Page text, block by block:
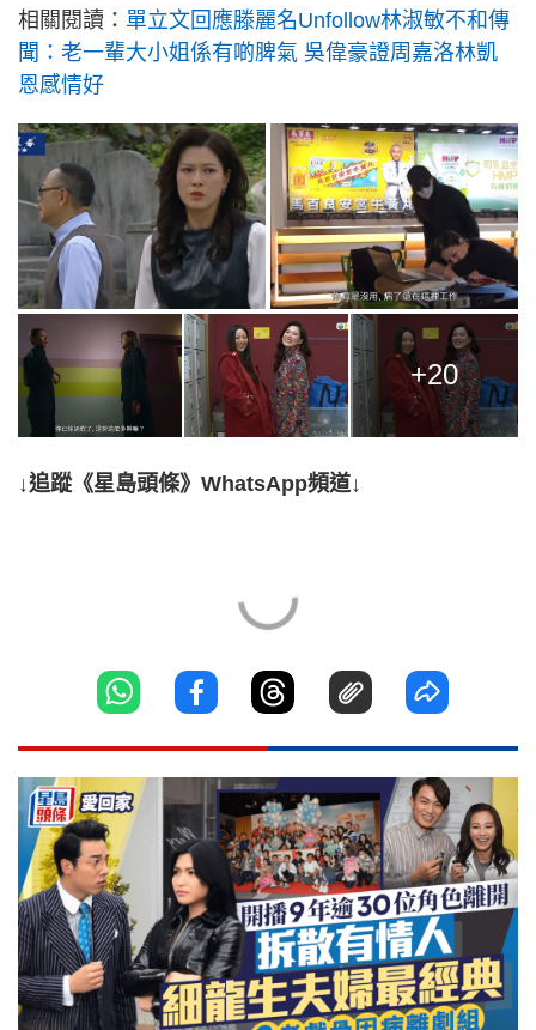
相關閱讀： 單立文回應滕麗名Unfollow林淑敏不和傳
聞：老一輩大小姐係有啲脾氣 吳偉豪證周嘉洛林凱
恩感情好
+20
↓追蹤《星島頭條》WhatsApp頻道↓